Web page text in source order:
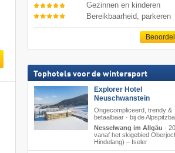
Gezinnen en kinderen
Bereikbaarheid, parkeren
Tophotels voor de wintersport
Explorer Hotel
Neuschwanstein
Ongecompliceerd, trendy &
betaalbaar · bij de
Nesselwang im Allgäu ·
vanaf het skigebied
Hindelang) – Iseler